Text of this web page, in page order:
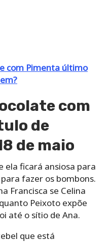
com Pimenta último
com
de
de maio
ela ficará ansiosa para
fazer os bombons.
Francisca se Celina
Peixoto expõe
até o sítio de Ana.
que está